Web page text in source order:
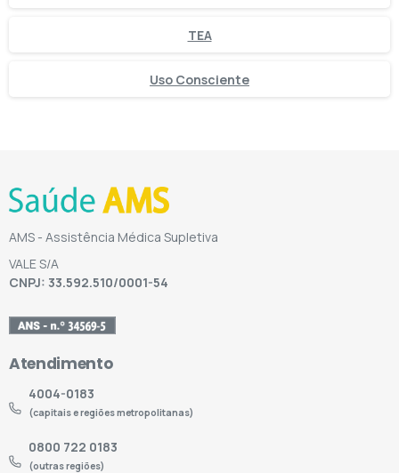
TEA
Uso Consciente
AMS - Assistência Médica Supletiva
VALE S/A
CNPJ: 33.592.510/0001-54
Atendimento
4004-0183
(capitais e regiões metropolitanas)
0800 722 0183
(outras regiões)